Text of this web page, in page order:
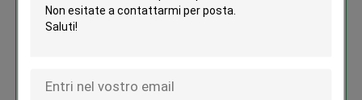
Lgp 6 del gatto con